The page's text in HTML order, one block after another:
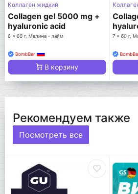
Коллаген жидкий
Collagen gel 5000 mg +
hyaluronic acid
6 x 60 г, Малина - лайм
BombBar
В корзину
7 x 60 г,
Рекомендуем также
Посмотреть все